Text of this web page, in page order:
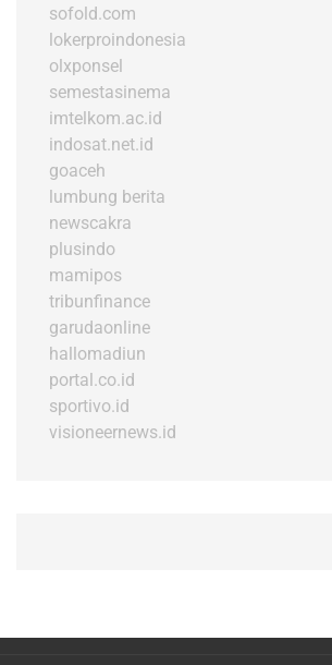
sofold.com
lokerproindonesia
olxponsel
semestasinema
imtelkom.ac.id
indosat.net.id
goaceh
lumbung berita
newscakra
plusindo
mamipos
tribunfinance
garudaonline
hallomadiun
portal.co.id
sportivo.id
visioneernews.id